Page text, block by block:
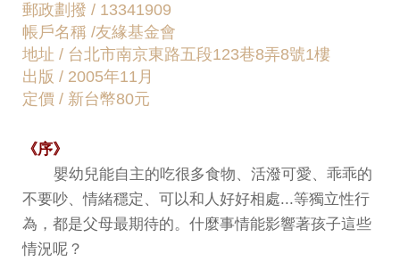
郵政劃撥 / 13341909
帳戶名稱 /友緣基金會
地址 / 台北市南京東路五段123巷8弄8號1樓
出版 / 2005年11月
定價 / 新台幣80元
《序》
嬰幼兒能自主的吃很多食物、活潑可愛、乖乖的
不要吵、情緒穩定、可以和人好好相處...等獨立性行
為，都是父母最期待的。什麼事情能影響著孩子這些
情況呢？